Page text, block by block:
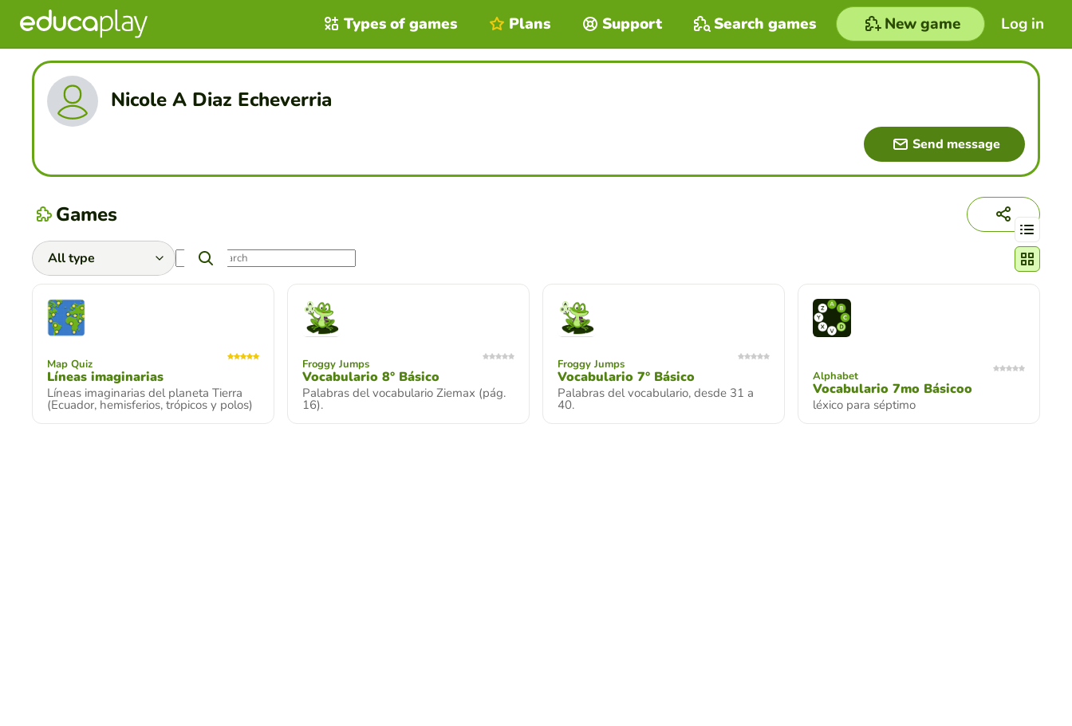
Log in
Types of games Plans Support Search games New game
Nicole A Diaz Echeverria
Send message
Games Change
Map Quiz
Líneas imaginarias
Líneas imaginarias del planeta Tierra
(Ecuador, hemisferios, trópicos y polos)
Froggy Jumps
Vocabulario 8° Básico
Palabras del vocabulario Ziemax (pág.
16).
Froggy Jumps
Vocabulario 7° Básico
Palabras del vocabulario, desde 31 a
40.
Alphabet
Vocabulario 7mo Básicoo
léxico para séptimo